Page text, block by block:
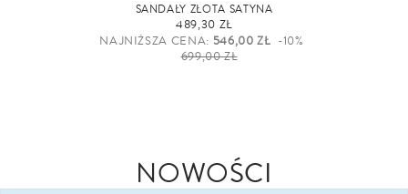
SANDAŁY ZŁOTA SATYNA
489,30 ZŁ
NAJNIŻSZA CENA: 546,00 ZŁ -10%
699,00 ZŁ
NOWOŚCI